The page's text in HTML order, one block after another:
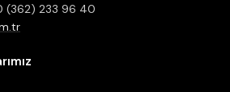
(362) 233 96 40